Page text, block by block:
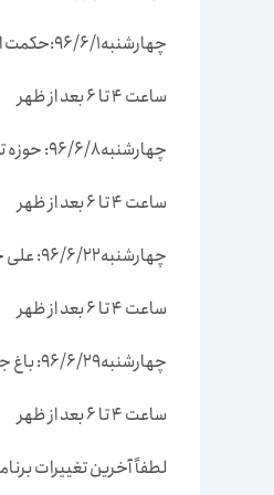
چهارشنبه96/6/1:حکمت اسلامی در هنر و معماری
ساعت 4 تا 6 بعد از ظهر
چهارشنبه96/6/8: حوزه تمدنی کارون
ساعت 4 تا 6 بعد از ظهر
چهارشنبه96/6/22: علی حاتمی و معماریِ تصویر
ساعت 4 تا 6 بعد از ظهر
چهارشنبه96/6/29: باغ جهانی اکبریه بیرجند
ساعت 4 تا 6 بعد از ظهر
لطفاً آخرین تغییرات